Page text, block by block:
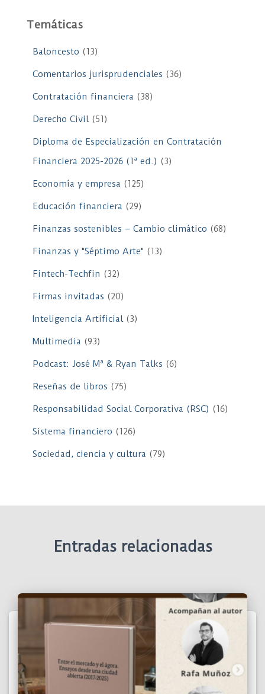
Temáticas
Baloncesto (13)
Comentarios jurisprudenciales (36)
Contratación financiera (38)
Derecho Civil(51)
Diploma de Especialización en Contratación
Financiera 2025-2026 (1ª ed.) (3)
Economía y empresa (125)
Educación financiera (29)
Finanzas sostenibles – Cambio climático (68)
Finanzas y "Séptimo Arte" (13)
Fintech-Techfin (32)
Firmas invitadas (20)
Inteligencia Artificial(3)
Multimedia (93)
Podcast: José Mª & Ryan Talks (6)
Reseñas de libros (75)
Responsabilidad Social Corporativa (RSC) (16)
Sistema financiero (126)
Sociedad, ciencia y cultura (79)
Entradas relacionadas